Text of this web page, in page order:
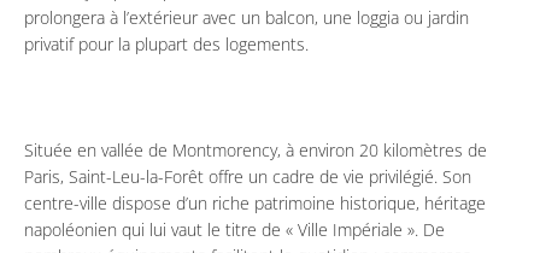
prolongera à l’extérieur avec un balcon, une loggia ou jardin
privatif pour la plupart des logements.
Située en vallée de Montmorency, à environ 20 kilomètres de
Paris, Saint-Leu-la-Forêt offre un cadre de vie privilégié. Son
centre-ville dispose d’un riche patrimoine historique, héritage
napoléonien qui lui vaut le titre de « Ville Impériale ». De